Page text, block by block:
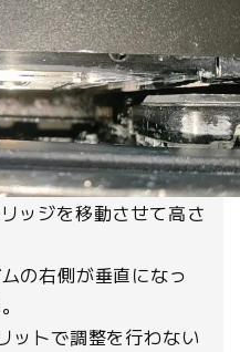
ッジを移動させて高さ
の右側が垂直になっ
ットで調整を行わない